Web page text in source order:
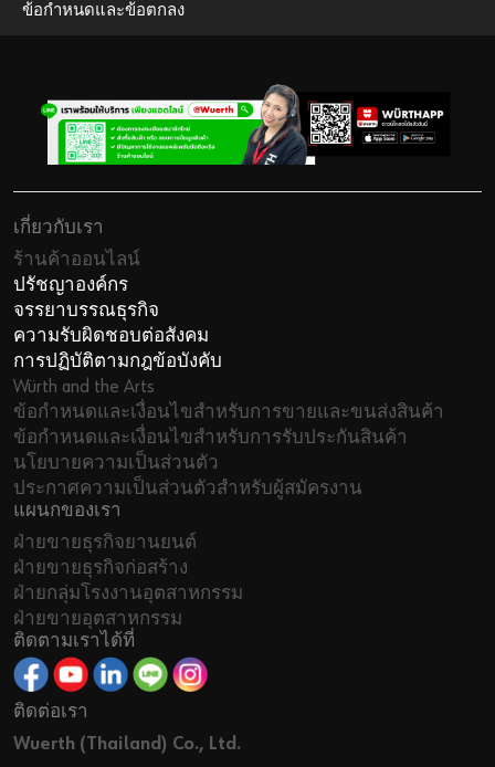
ข้อกำหนดและข้อตกลง
เกี่ยวกับเรา
ร้านค้าออนไลน์
ปรัชญาองค์กร
จรรยาบรรณธุรกิจ
ความรับผิดชอบต่อสังคม
การปฏิบัติตามกฎข้อบังคับ
Würth and the Arts
ข้อกำหนดและเงื่อนไขสำหรับการขายและขนส่งสินค้า
ข้อกำหนดและเงื่อนไขสำหรับการรับประกันสินค้า
นโยบายความเป็นส่วนตัว
ประกาศความเป็นส่วนตัวสำหรับผู้สมัครงาน
แผนกของเรา
ฝ่ายขายธุรกิจยานยนต์
ฝ่ายขายธุรกิจก่อสร้าง
ฝ่ายกลุ่มโรงงานอุตสาหกรรม
ฝ่ายขายอุตสาหกรรม
ติดตามเราได้ที่
ติดต่อเรา
Wuerth (Thailand) Co., Ltd.